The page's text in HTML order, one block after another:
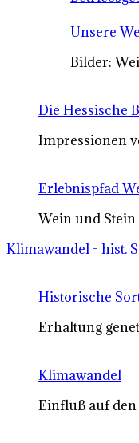
Unsere
Bilder:
Die Hessische
Impressionen
Erlebnispfad
Wein und Stein
Klimawandel - hist.
Historische
Erhaltung
Klimawandel
Einfluß auf